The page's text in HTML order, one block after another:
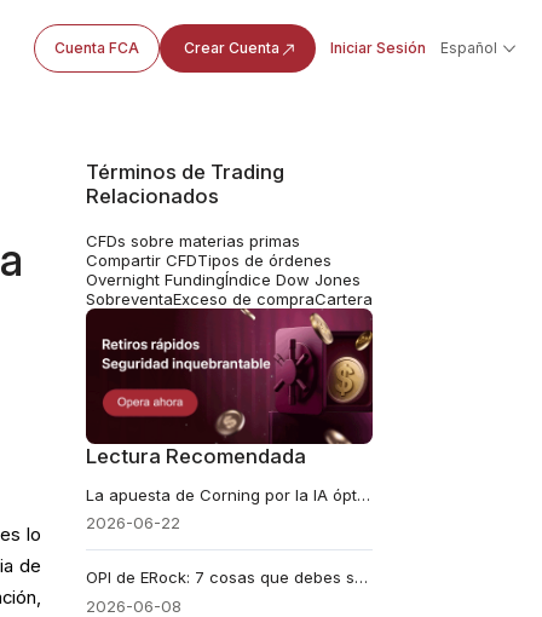
Cuenta FCA Crear Cuenta Iniciar Sesión Español
lo
de
Términos de Trading
Relacionados
CFDs sobre materias primas
Compartir CFDTipos de órdenes
Overnight FundingÍndice Dow Jones
SobreventaExceso de compraCartera
Lectura Recomendada
La apuesta de Corning por la IA óptica impacta a Nvidia, Amazon y Meta
2026-06-22
OPI de ERock: 7 cosas que debes saber
2026-06-08